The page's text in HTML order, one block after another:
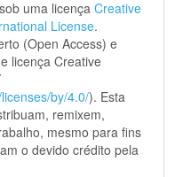
uma licença Creative
License.
(Open Access) e
licença Creative
by/4.0/). Esta
remixem,
mesmo para fins
o devido crédito pela